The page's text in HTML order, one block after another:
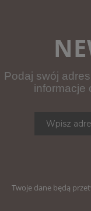
Podaj swój
informacje
Twoje dane będą